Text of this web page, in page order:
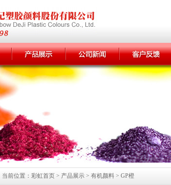
当前位置：彩虹首页 > 产品展示 > 有机颜料 > GP橙